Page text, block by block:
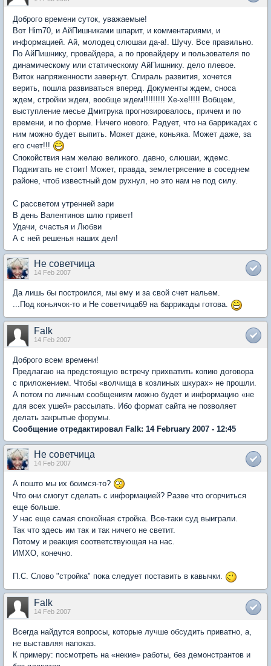
Доброго времени суток, уважаемые!
Вот Him70, и АйПишниками шпарит, и комментариями, и
информацией. Ай, молодец слюшаи да-а!. Шучу. Все правильно.
По АйПишнику, провайдера, а по провайдеру и пользователя по
динамическому или статическому АйПишнику. дело плевое.
Виток напряженности завернут. Спираль развития, хочется
верить, пошла развиваться вперед. Документы ждем, сноса
ждем, стройки ждем, вообще ждем!!!!!!!!! Хе-хе!!!!! Вобщем,
выступление месье Дмитрука прогнозировалось, причем и по
времени, и по форме. Ничего нового. Радует, что на баррикадах с
ним можно будет выпить. Может даже, коньяка. Может даже, за
его счет!!!
Спокойствия нам желаю великого. давно, слюшаи, ждемс.
Поджигать не стоит! Может, правда, землетрясение в соседнем
районе, чтоб известный дом рухнул, но это нам не под силу.
С рассветом утренней зари
В день Валентинов шлю привет!
Удачи, счастья и Любви
А с ней решенья наших дел!
Не советчица
14 Feb 2007
Да лишь бы построился, мы ему и за свой счет нальем.
...Под коньячок-то и Не советчица69 на баррикады готова.
Falk
14 Feb 2007
Доброго всем времени!
Предлагаю на предстоящую встречу прихватить копию договора
с приложением. Чтобы «волчища в козлиных шкурах» не прошли.
А потом по личным сообщениям можно будет и информацию «не
для всех ушей» рассылать. Ибо формат сайта не позволяет
делать закрытые форумы.
Сообщение отредактировал Falk: 14 February 2007 - 12:45
Не советчица
14 Feb 2007
А пошто мы их боимся-то?
Что они смогут сделать с информацией? Разве что огорчиться
еще больше.
У нас еще самая спокойная стройка. Все-таки суд выиграли.
Так что здесь им так и так ничего не светит.
Потому и реакция соответствующая на нас.
ИМХО, конечно.
П.С. Слово "стройка" пока следует поставить в кавычки.
Falk
14 Feb 2007
Всегда найдутся вопросы, которые лучше обсудить приватно, а,
не выставляя напоказ.
К примеру: посмотреть на «некие» работы, без демонстрантов и